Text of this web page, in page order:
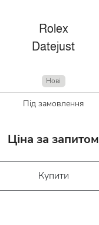
Rolex
Datejust
Нові
Під замовлення
Ціна за запитом
Купити